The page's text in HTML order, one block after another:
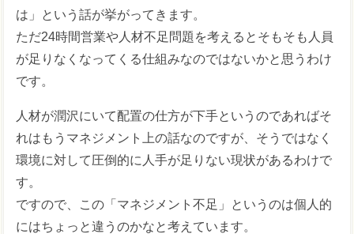
は」という話が挙がってきます。
ただ24時間営業や人材不足問題を考えるとそもそも人員
が足りなくなってくる仕組みなのではないかと思うわけ
です。
人材が潤沢にいて配置の仕方が下手というのであればそ
れはもうマネジメント上の話なのですが、そうではなく
環境に対して圧倒的に人手が足りない現状があるわけで
す。
ですので、この「マネジメント不足」というのは個人的
にはちょっと違うのかなと考えています。